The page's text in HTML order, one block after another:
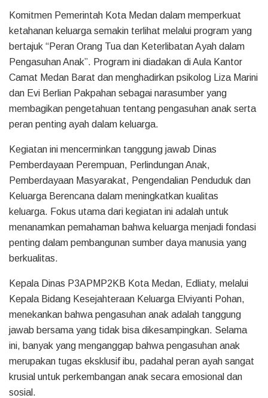
Komitmen Pemerintah Kota Medan dalam memperkuat
ketahanan keluarga semakin terlihat melalui program yang
bertajuk “Peran Orang Tua dan Keterlibatan Ayah dalam
Pengasuhan Anak”. Program ini diadakan di Aula Kantor
Camat Medan Barat dan menghadirkan psikolog Liza Marini
dan Evi Berlian Pakpahan sebagai narasumber yang
membagikan pengetahuan tentang pengasuhan anak serta
peran penting ayah dalam keluarga.
Kegiatan ini mencerminkan tanggung jawab Dinas
Pemberdayaan Perempuan, Perlindungan Anak,
Pemberdayaan Masyarakat, Pengendalian Penduduk dan
Keluarga Berencana dalam meningkatkan kualitas
keluarga. Fokus utama dari kegiatan ini adalah untuk
menanamkan pemahaman bahwa keluarga menjadi fondasi
penting dalam pembangunan sumber daya manusia yang
berkualitas.
Kepala Dinas P3APMP2KB Kota Medan, Edliaty, melalui
Kepala Bidang Kesejahteraan Keluarga Elviyanti Pohan,
menekankan bahwa pengasuhan anak adalah tanggung
jawab bersama yang tidak bisa dikesampingkan. Selama
ini, banyak yang menganggap bahwa pengasuhan anak
merupakan tugas eksklusif ibu, padahal peran ayah sangat
krusial untuk perkembangan anak secara emosional dan
sosial.